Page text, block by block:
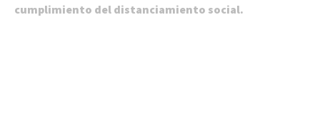
cumplimiento del distanciamiento social.